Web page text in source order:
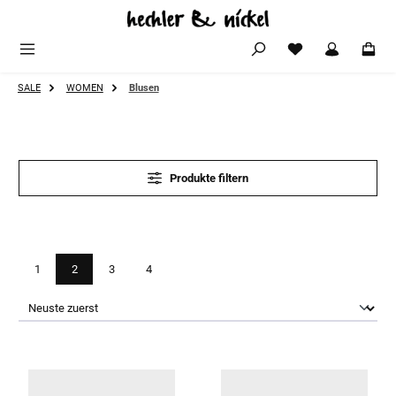
Zum Hauptinhalt springen
SALE WOMEN Blusen
Produkte filtern
Seite
1 Seite
2 Seite
3 Seite
4